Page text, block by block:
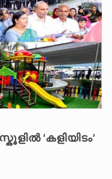
‘കളിയിടം’